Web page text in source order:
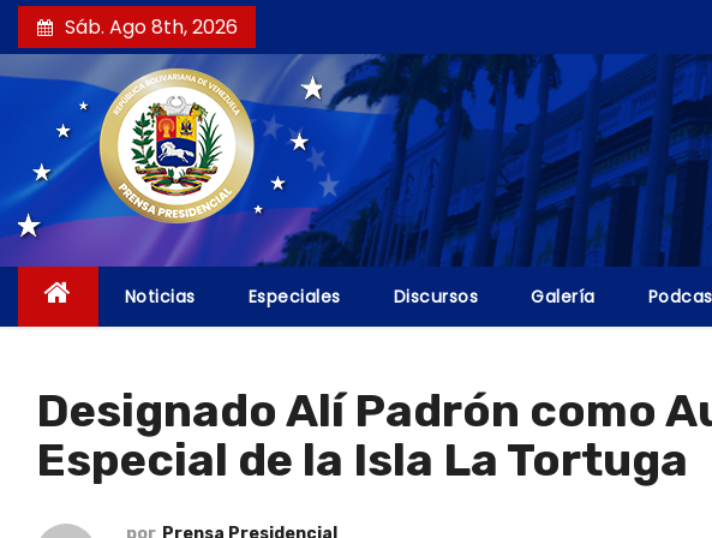
a
l
Sáb. Ago 8th, 2026
Noticias Especiales Discursos Galería
Designado Alí Padrón como
Especial de la Isla La Tortuga
por Prensa Presidencial